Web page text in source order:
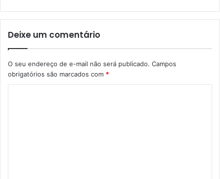
Deixe um comentário
O seu endereço de e-mail não será publicado. Campos
obrigatórios são marcados com *